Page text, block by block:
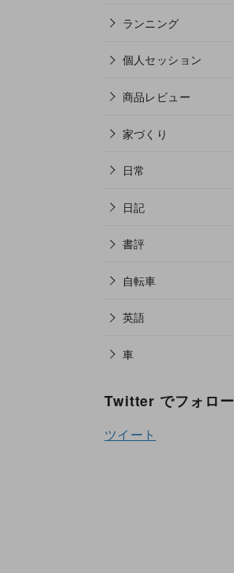
ランニング
個人セッション
商品レビュー
家づくり
日常
日記
書評
自転車
英語
車
Twitter でフォロー
ツイート